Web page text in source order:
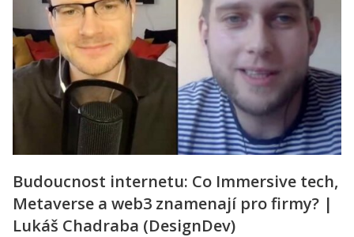
Budoucnost internetu: Co Immersive tech,
Metaverse a web3 znamenají pro firmy? |
Lukáš Chadraba (DesignDev)